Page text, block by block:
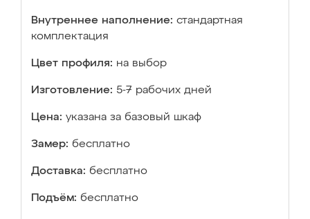
Внутреннее наполнение: стандартная
комплектация
Цвет профиля: на выбор
Изготовление: 5-7 рабочих дней
Цена: указана за базовый шкаф
Замер: бесплатно
Доставка: бесплатно
Подъём: бесплатно